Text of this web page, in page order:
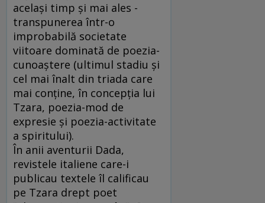
acelaşi timp şi mai ales -
transpunerea într-o
improbabilă societate
viitoare dominată de poezia-
cunoaştere (ultimul stadiu şi
cel mai înalt din triada care
mai conţine, în concepţia lui
Tzara, poezia-mod de
expresie şi poezia-activitate
a spiritului).
În anii aventurii Dada,
revistele italiene care-i
publicau textele îl calificau
pe Tzara drept poet